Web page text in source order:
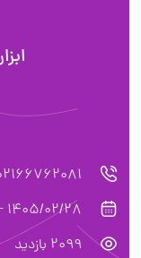
1405/02/28 - 14:53
2099 بازدید